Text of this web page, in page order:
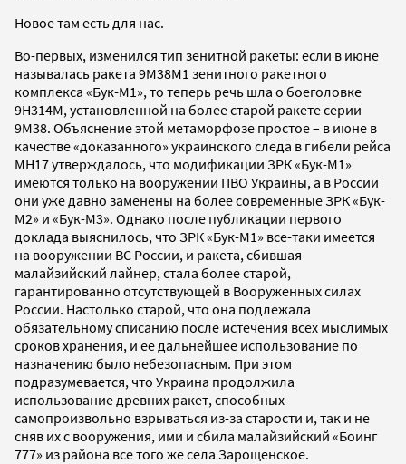
Новое там есть для нас.
Во-первых, изменился тип зенитной ракеты: если в июне
называлась ракета 9М38М1 зенитного ракетного
комплекса «Бук-М1», то теперь речь шла о боеголовке
9Н314М, установленной на более старой ракете серии
9М38. Объяснение этой метаморфозе простое – в июне в
качестве «доказанного» украинского следа в гибели рейса
МН17 утверждалось, что модификации ЗРК «Бук-М1»
имеются только на вооружении ПВО Украины, а в России
они уже давно заменены на более современные ЗРК «Бук-
М2» и «Бук-М3». Однако после публикации первого
доклада выяснилось, что ЗРК «Бук-М1» все-таки имеется
на вооружении ВС России, и ракета, сбившая
малайзийский лайнер, стала более старой,
гарантированно отсутствующей в Вооруженных силах
России. Настолько старой, что она подлежала
обязательному списанию после истечения всех мыслимых
сроков хранения, и ее дальнейшее использование по
назначению было небезопасным. При этом
подразумевается, что Украина продолжила
использование древних ракет, способных
самопроизвольно взрываться из-за старости и, так и не
сняв их с вооружения, ими и сбила малайзийский «Боинг
777» из района все того же села Зарощенское.